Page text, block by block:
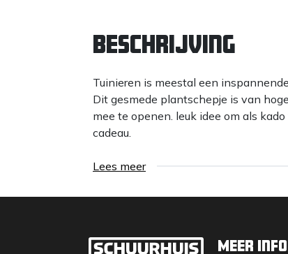
Beschrijving
Tuinieren is meestal een
Dit gesmede plantschepje is van
mee te openen. leuk idee om als
cadeau.
Lees meer
Meer